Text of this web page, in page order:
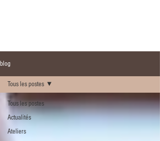
blog
Tous les postes
Actualités
Ateliers
Tous les postes